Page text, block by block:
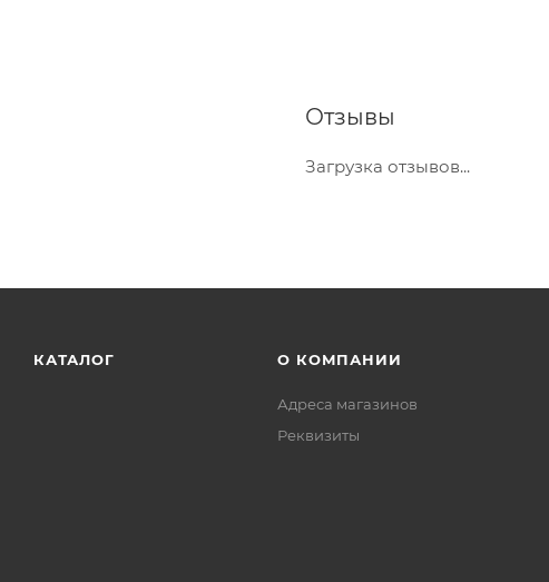
Отзывы
Загрузка отзывов...
КАТАЛОГ О КОМПАНИИ
Адреса магазинов
Реквизиты